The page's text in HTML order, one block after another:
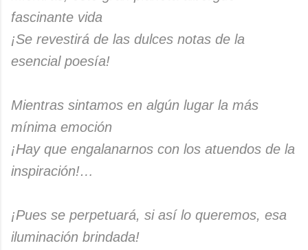
fascinante vida
¡Se revestirá de las dulces notas de la
esencial poesía!
Mientras sintamos en algún lugar la más
mínima emoción
¡Hay que engalanarnos con los atuendos de la
inspiración!…
¡Pues se perpetuará, si así lo queremos, esa
iluminación brindada!